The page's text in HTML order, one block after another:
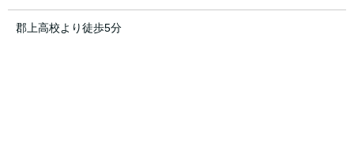
郡上高校より徒歩5分